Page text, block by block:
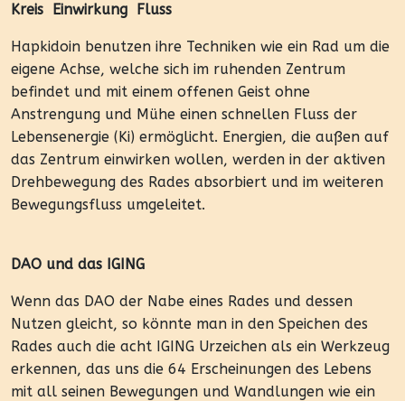
Kreis Einwirkung Fluss
Hapkidoin benutzen ihre Techniken wie ein Rad um die
eigene Achse, welche sich im ruhenden Zentrum
befindet und mit einem offenen Geist ohne
Anstrengung und Mühe einen schnellen Fluss der
Lebensenergie (Ki) ermöglicht. Energien, die außen auf
das Zentrum einwirken wollen, werden in der aktiven
Drehbewegung des Rades absorbiert und im weiteren
Bewegungsfluss umgeleitet.
DAO und das IGING
Wenn das DAO der Nabe eines Rades und dessen
Nutzen gleicht, so könnte man in den Speichen des
Rades auch die acht IGING Urzeichen als ein Werkzeug
erkennen, das uns die 64 Erscheinungen des Lebens
mit all seinen Bewegungen und Wandlungen wie ein